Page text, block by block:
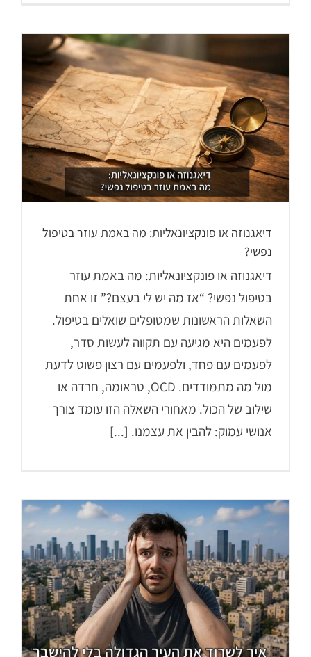
דיאגנוזה או פונקציונאליות: מה באמת עוזר בטיפול
נפשי?
דיאגנוזה או פונקציונאליות: מה באמת עוזר
בטיפול נפשי? “אז מה יש לי בעצם?” זו אחת
השאלות הראשונות שמטופלים שואלים בטיפול.
לפעמים היא מגיעה עם תקווה לעשות סדר,
לפעמים עם פחד, ולפעמים עם רצון פשוט לדעת
מול מה מתמודדים. OCD, טראומה, חרדה או
שילוב של הכול. מאחורי השאלה הזו עומד צורך
אנושי עמוק: להבין את עצמנו. [...]